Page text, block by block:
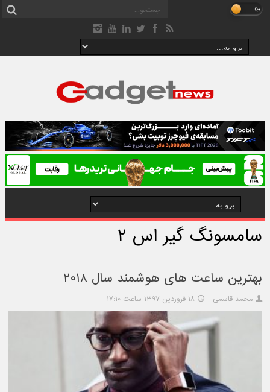
سامسونگ گیر اس ۲
بهترین ساعت های هوشمند سال ۲۰۱۸
محمد قاسمی ۱۸ فروردین ۱۳۹۷ ساعت ۱۷:۱۰